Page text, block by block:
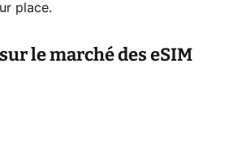
place.
le marché des eSIM